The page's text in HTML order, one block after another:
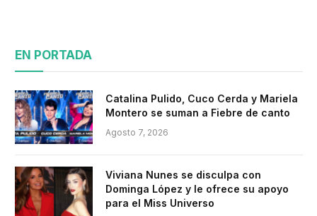
EN PORTADA
Catalina Pulido, Cuco Cerda y Mariela
Montero se suman a Fiebre de canto
Agosto 7, 2026
Viviana Nunes se disculpa con
Dominga López y le ofrece su apoyo
para el Miss Universo